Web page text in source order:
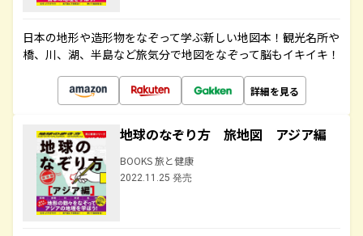
日本の地形や造形物をなぞって学ぶ新しい地図本！観光名所や
橋、川、湖、半島など旅気分で地図をなぞって脳もイキイキ！
詳細を見る
地球のなぞり方 旅地図 アジア編
BOOKS 旅と健康
2022.11.25 発売